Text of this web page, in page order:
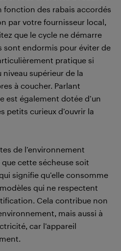
fonction des rabais accordés
par votre fournisseur local,
que le cycle ne démarre
sont endormis pour éviter de
pratique si
niveau supérieur de la
à coucher. Parlant
est également dotée d’un
petits curieux d’ouvrir la
de l’environnement
cette sécheuse soit
signifie qu’elle consomme
qui ne respectent
Cela contribue non
mais aussi à
car l’appareil